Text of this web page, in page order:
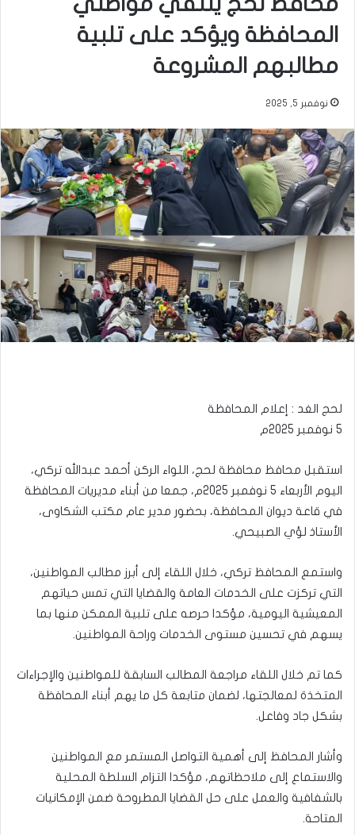
المحافظة ويؤكد على تلبية
مطالبهم المشروعة
نوفمبر 5, 2025
لحج الغد : إعلام المحافظة
5 نوفمبر 2025م
استقبل محافظ محافظة لحج، اللواء الركن أحمد عبدالله تركي،
اليوم الأربعاء 5 نوفمبر 2025م، جمعا من أبناء مديريات المحافظة
في قاعة ديوان المحافظة، بحضور مدير عام مكتب الشكاوى،
الأستاذ لؤي الصبيحي.
واستمع المحافظ تركي، خلال اللقاء إلى أبرز مطالب المواطنين،
التي تركزت على الخدمات العامة والقضايا التي تمس حياتهم
المعيشية اليومية، مؤكدا حرصه على تلبية الممكن منها بما
يسهم في تحسين مستوى الخدمات وراحة المواطنين.
كما تم خلال اللقاء مراجعة المطالب السابقة للمواطنين والإجراءات
المتخذة لمعالجتها، لضمان متابعة كل ما يهم أبناء المحافظة
بشكل جاد وفاعل.
وأشار المحافظ إلى أهمية التواصل المستمر مع المواطنين
والاستماع إلى ملاحظاتهم، مؤكدا التزام السلطة المحلية
بالشفافية والعمل على حل القضايا المطروحة ضمن الإمكانيات
المتاحة.